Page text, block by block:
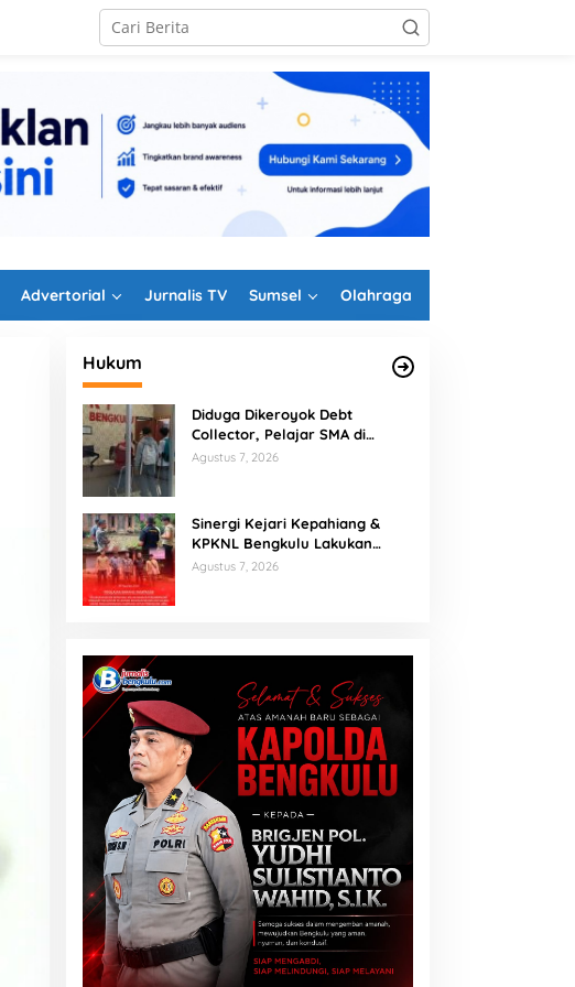
Advertorial Jurnalis TV Sumsel Olahraga
Hukum
Diduga Dikeroyok Debt
Collector, Pelajar SMA di
Bengkulu Tempuh Jalur Hukum
Agustus 7, 2026
Sinergi Kejari Kepahiang &
KPKNL Bengkulu Lakukan
Penilaian Barang Rampasan
Agustus 7, 2026